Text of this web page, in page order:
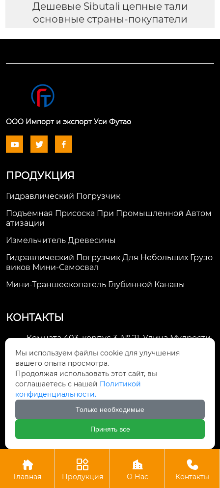
Дешевые Sibutali цепные тали
основные страны-покупатели
ООО Импорт и экспорт Уси Футао
  
ПРОДУКЦИЯ
Гидравлический Погрузчик
Подъемная Присоска При Промышленной Автом
Атизации
Измельчитель Древесины
Гидравлический Погрузчик Для Небольших Грузо
Виков Мини-Самосвал
Мини-Траншеекопатель Глубинной Канавы
КОНТАКТЫ
Комната 403, корпус 3, № 21, Улица Мудрости,
Зона экономического развития Хуэйшань,
город Уси
li@futaogroup.com

Авторское право©ООО Импорт и экспорт Уси Футао

Главная

Продукция

О Нас

Контакты
Мы используем файлы cookie для улучшения
вашего опыта просмотра.
Продолжая использовать этот сайт, вы
соглашаетесь с нашей Политикой
конфиденциальности.
Только необходимые
Принять все